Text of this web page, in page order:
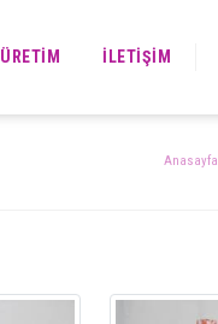
ÜRETIM İLETIŞIM
Anasayfa